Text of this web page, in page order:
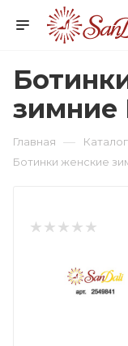
зимние
Главная — Каталог
Ботинки женские